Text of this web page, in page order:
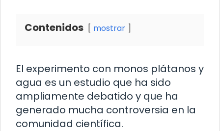
Contenidos mostrar
El experimento con monos plátanos y
agua es un estudio que ha sido
ampliamente debatido y que ha
generado mucha controversia en la
comunidad científica.